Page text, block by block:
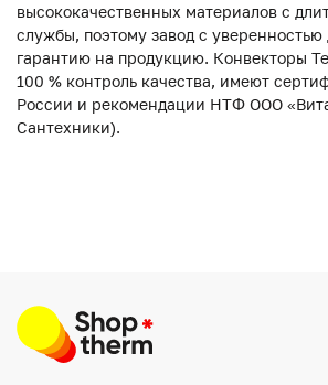
высококачественных материалов с
службы, поэтому завод с
гарантию на продукцию. Конвекторы
100 % контроль качества, имеют
России и рекомендации НТФ ООО
Сантехники).